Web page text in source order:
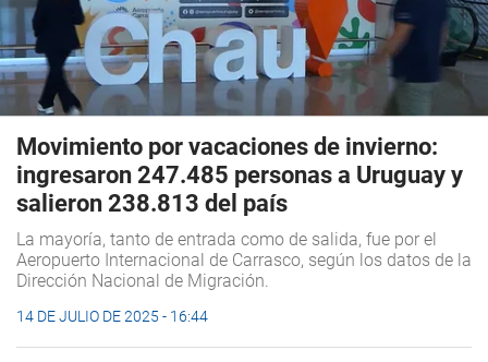
Movimiento por vacaciones de invierno:
ingresaron 247.485 personas a Uruguay y
salieron 238.813 del país
La mayoría, tanto de entrada como de salida, fue por el
Aeropuerto Internacional de Carrasco, según los datos de la
Dirección Nacional de Migración.
14 DE JULIO DE 2025 - 16:44